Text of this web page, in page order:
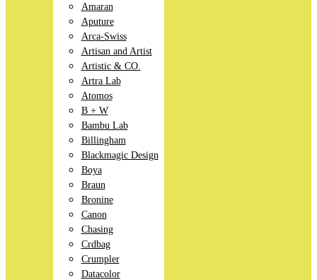
Amaran
Aputure
Arca-Swiss
Artisan and Artist
Artistic & CO.
Artra Lab
Atomos
B + W
Bambu Lab
Billingham
Blackmagic Design
Boya
Braun
Bronine
Canon
Chasing
Crdbag
Crumpler
Datacolor